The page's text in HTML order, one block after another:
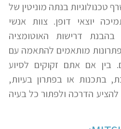
מ-30 שנים שרף טכנולוגיות בנתה מוניטין של
יוצאי דופן. צוות אנשי
דרישות האוטומציה
מותאמים להתאמה עם
בין אם אתם זקוקים לסיוע
בתכנות או בפתרון בעיות,
להציע הדרכה ולפתור כל בעיה